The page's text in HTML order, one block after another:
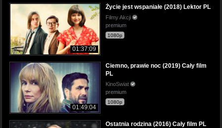
01:37:09
Życie jest wspaniałe (2018) Lektor PL
Filmy Akcji
premium
1080p
01:49:04
Ciemno, prawie noc (2019) Cały film
PL
KinoSwiat
premium
1080p
Ostatnia rodzina (2016) Cały film PL